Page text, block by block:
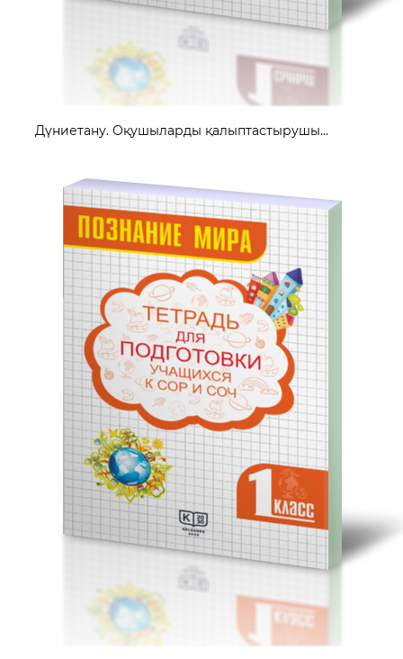
Дүниетану. Оқушыларды қалыптастырушы...